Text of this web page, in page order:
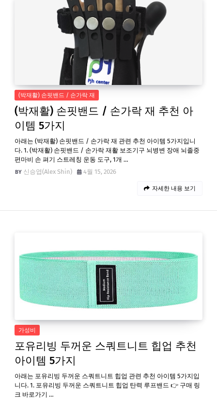
(박재활) 손핏밴드 / 손가락 재
(박재활) 손핏밴드 / 손가락 재 추천 아
이템 5가지
아래는 (박재활) 손핏밴드 / 손가락 재 관련 추천 아이템 5가지입니
다. 1. (박재활) 손핏밴드 / 손가락 재활 보조기구 뇌병변 장애 뇌졸중
편마비 손 펴기 스트레칭 운동 도구, 1개 …
신승엽(Alex Shin)
4월 15, 2026
자세한 내용 보기
가성비
포유리빙 두꺼운 스쿼트니트 힙업 추천
아이템 5가지
아래는 포유리빙 두꺼운 스쿼트니트 힙업 관련 추천 아이템 5가지입
니다. 1. 포유리빙 두꺼운 스쿼트니트 힙업 탄력 루프밴드 👉 구매 링
크 바로가기 …